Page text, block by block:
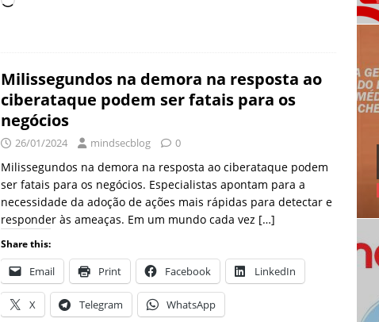
Milissegundos na demora na resposta ao
ciberataque podem ser fatais para os
negócios
26/01/2024 mindsecblog 0
Milissegundos na demora na resposta ao ciberataque podem
ser fatais para os negócios. Especialistas apontam para a
necessidade da adoção de ações mais rápidas para detectar e
responder às ameaças. Em um mundo cada vez […]
Share this:
Email Print Facebook LinkedIn
X Telegram WhatsApp